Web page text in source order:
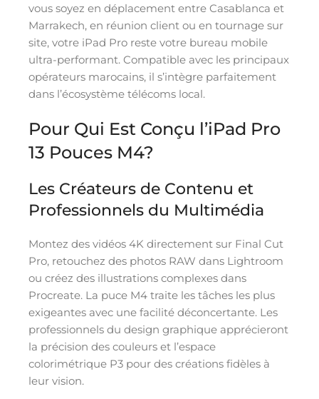
vous soyez en déplacement entre Casablanca et
Marrakech, en réunion client ou en tournage sur
site, votre iPad Pro reste votre bureau mobile
ultra-performant. Compatible avec les principaux
opérateurs marocains, il s’intègre parfaitement
dans l’écosystème télécoms local.
Pour Qui Est Conçu l’iPad Pro
13 Pouces M4?
Les Créateurs de Contenu et
Professionnels du Multimédia
Montez des vidéos 4K directement sur Final Cut
Pro, retouchez des photos RAW dans Lightroom
ou créez des illustrations complexes dans
Procreate. La puce M4 traite les tâches les plus
exigeantes avec une facilité déconcertante. Les
professionnels du design graphique apprécieront
la précision des couleurs et l’espace
colorimétrique P3 pour des créations fidèles à
leur vision.